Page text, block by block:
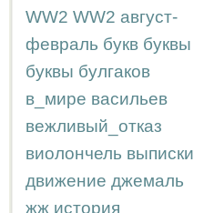
WW2 WW2 август-
февраль букв буквы
буквы булгаков
в_мире васильев
вежливый_отказ
виолончель выписки
движение джемаль
жж история